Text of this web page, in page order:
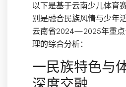
以下是基于云南少儿体育
别是融合民族风情与少年
云南省2024—2025年重点
理的综合分析：
一民族特色与